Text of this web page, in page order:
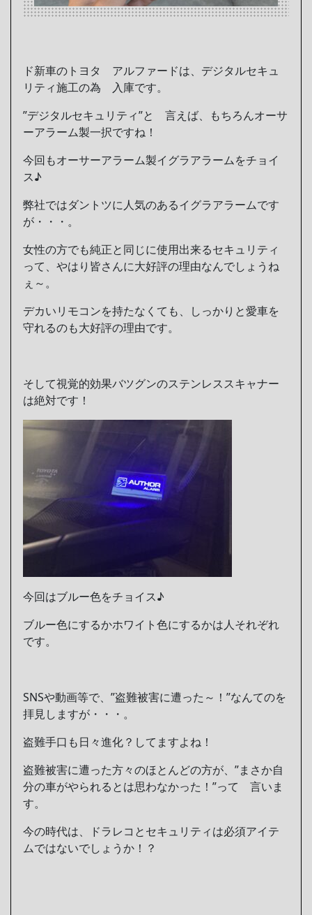
ド新車のトヨタ アルファードは、デジタルセキュ
リティ施工の為 入庫です。
”デジタルセキュリティ”と 言えば、もちろんオーサ
ーアラーム製一択ですね！
今回もオーサーアラーム製イグラアラームをチョイ
ス♪
弊社ではダントツに人気のあるイグラアラームです
が・・・。
女性の方でも純正と同じに使用出来るセキュリティ
って、やはり皆さんに大好評の理由なんでしょうね
ぇ～。
デカいリモコンを持たなくても、しっかりと愛車を
守れるのも大好評の理由です。
そして視覚的効果バツグンのステンレススキャナー
は絶対です！
今回はブルー色をチョイス♪
ブルー色にするかホワイト色にするかは人それぞれ
です。
SNSや動画等で、”盗難被害に遭った～！”なんてのを
拝見しますが・・・。
盗難手口も日々進化？してますよね！
盗難被害に遭った方々のほとんどの方が、”まさか自
分の車がやられるとは思わなかった！”って 言いま
す。
今の時代は、ドラレコとセキュリティは必須アイテ
ムではないでしょうか！？